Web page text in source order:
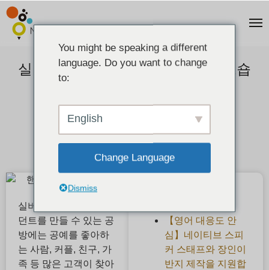
실버 액세서리를 직접 만드는 워크숍
실버로 반지, 팔찌, 펜
던트를 만들 수 있는 공
방에는 공예를 좋아하
는 사람, 커플, 친구, 가
족 등 많은 고객이 찾아
【영어 대응도 안
심】네이티브 스피
커 스태프와 장인이
반지 제작을 지원합
You might be speaking a different
language. Do you want to change
to:
English
Change Language
Dismiss